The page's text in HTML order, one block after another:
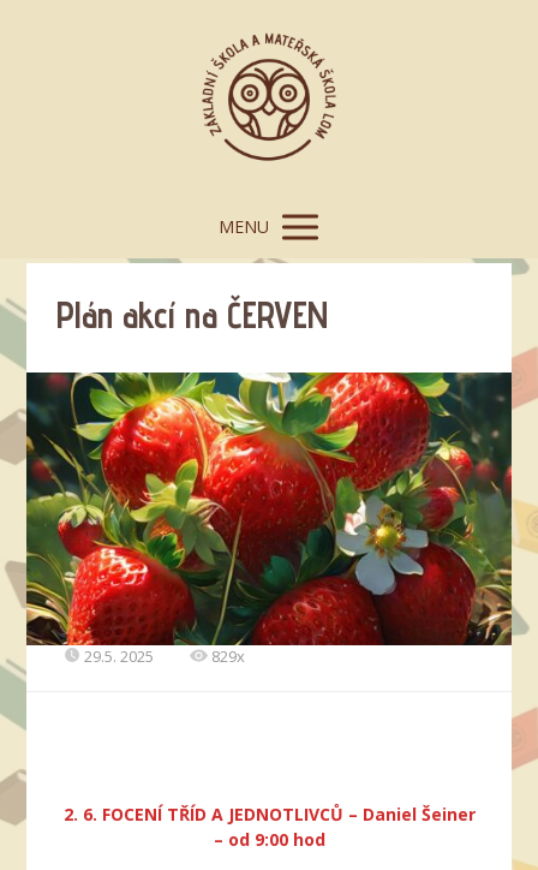
MENU
Plán akcí na ČERVEN
29.5. 2025 829x
2. 6. FOCENÍ TŘÍD A JEDNOTLIVCŮ – Daniel Šeiner
– od 9:00 hod